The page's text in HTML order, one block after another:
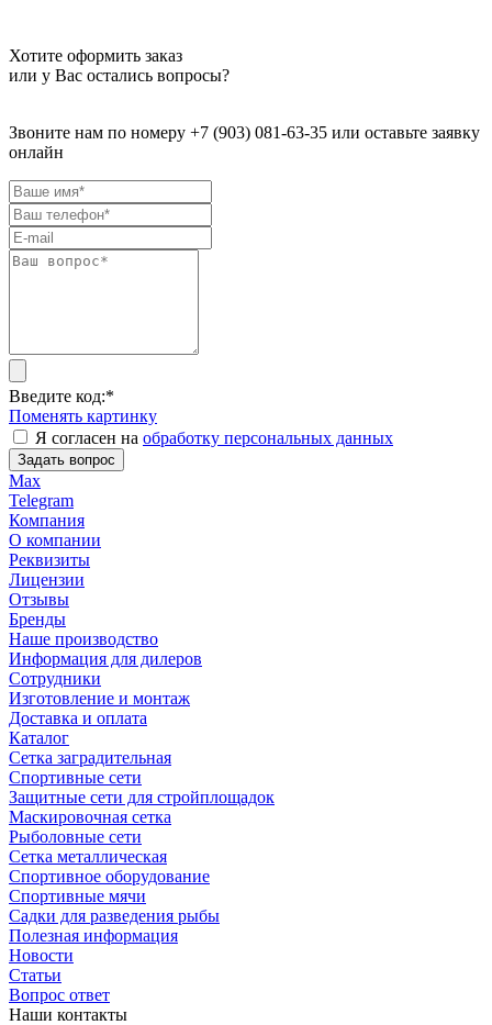
Хотите оформить заказ
или у Вас остались вопросы?
Звоните нам по номеру +7 (903) 081-63-35 или оставьте заявку
онлайн
Введите код:*
Поменять картинку
Я согласен на обработку персональных данных
Задать вопрос
Max
Telegram
Компания
О компании
Реквизиты
Лицензии
Отзывы
Бренды
Наше производство
Информация для дилеров
Сотрудники
Изготовление и монтаж
Доставка и оплата
Каталог
Сетка заградительная
Спортивные сети
Защитные сети для стройплощадок
Маскировочная сетка
Рыболовные сети
Сетка металлическая
Спортивное оборудование
Спортивные мячи
Садки для разведения рыбы
Полезная информация
Новости
Статьи
Вопрос ответ
Наши контакты